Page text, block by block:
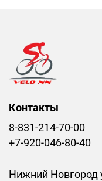
Контакты
8-831-214-70-00
+7-920-046-80-40
Нижний Новгород